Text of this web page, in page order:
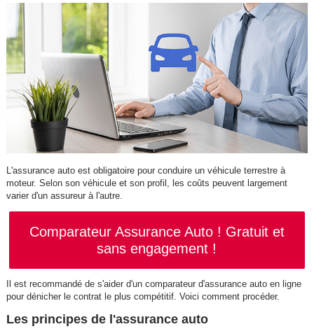
L'assurance auto est obligatoire pour conduire un véhicule terrestre à
moteur. Selon son véhicule et son profil, les coûts peuvent largement
varier d'un assureur à l'autre.
Comparateur Assurance Auto ! Gratuit et
sans engagement !
Il est recommandé de s'aider d'un comparateur d'assurance auto en ligne
pour dénicher le contrat le plus compétitif. Voici comment procéder.
Les principes de l'assurance auto